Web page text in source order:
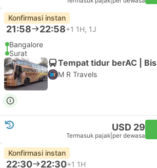
Konfirmasi instan
21:58 22:58+1 1H, 1J
Bangalore
Surat
Tempat tidur berAC | Bis
M R Travels
USD 29
Termasuk pajak per dewasa
Konfirmasi instan
22:30 22:30+1 1H